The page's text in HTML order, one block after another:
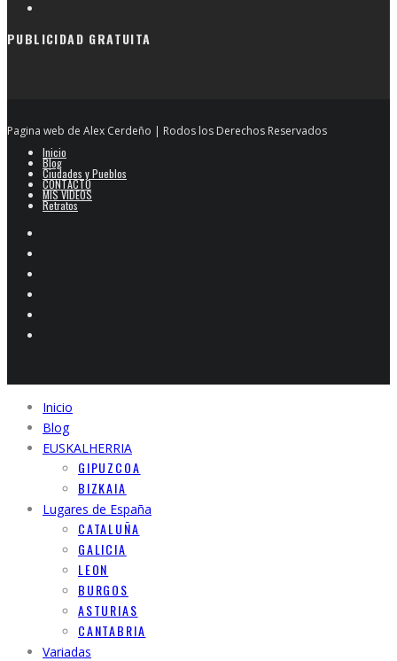
PUBLICIDAD GRATUITA
Pagina web de Alex Cerdeño | Rodos los Derechos Reservados
Inicio
Blog
Ciudades y Pueblos
CONTACTO
MIS VIDEOS
Retratos
Inicio
Blog
EUSKALHERRIA
GIPUZCOA
BIZKAIA
Lugares de España
CATALUÑA
GALICIA
LEON
BURGOS
ASTURIAS
CANTABRIA
Variadas